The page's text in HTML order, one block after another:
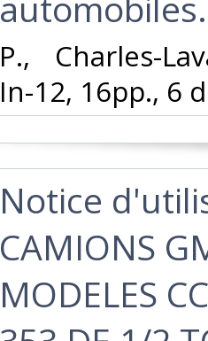
‎P., Charles-
In-12, 16pp., 6
‎Notice
CAMIONS
MODELES